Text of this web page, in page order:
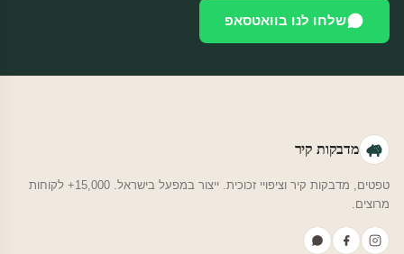
שלחו לנו בוואטסאפ
מדבקות קיר
טפטים, מדבקות קיר וציפויי זכוכית. ייצור במפעל בישראל. 15,000+ לקוחות
מרוצים.